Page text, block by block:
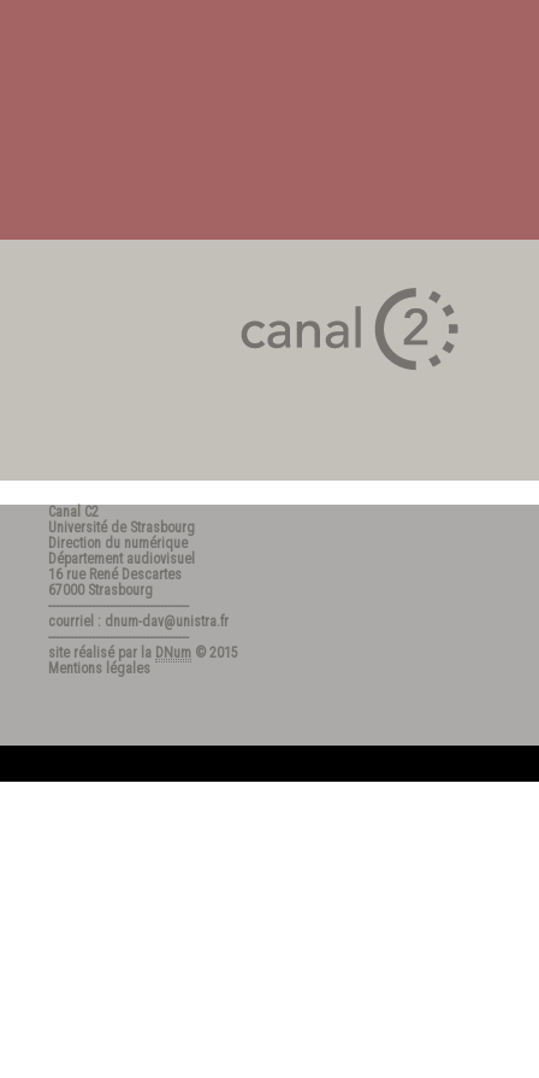
Canal C2
Université de Strasbourg
Direction du numérique
Département audiovisuel
16 rue René Descartes
67000 Strasbourg
---------------------------------------
courriel : dnum-dav@unistra.fr
---------------------------------------
site réalisé par la DNum © 2015
Mentions légales